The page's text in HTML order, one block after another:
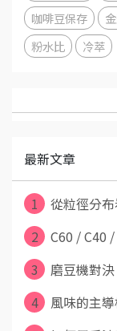
咖啡豆保存
粉水比
冷萃
最新文章
1
從粒徑分
2
C60 / C40
3
磨豆機對
4
風味的主